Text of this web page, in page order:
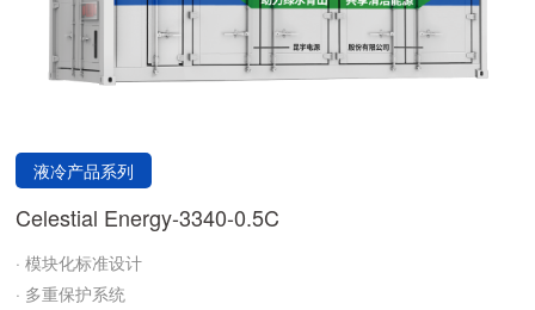
液冷产品系列
Celestial Energy-3340-0.5C
· 模块化标准设计
· 多重保护系统